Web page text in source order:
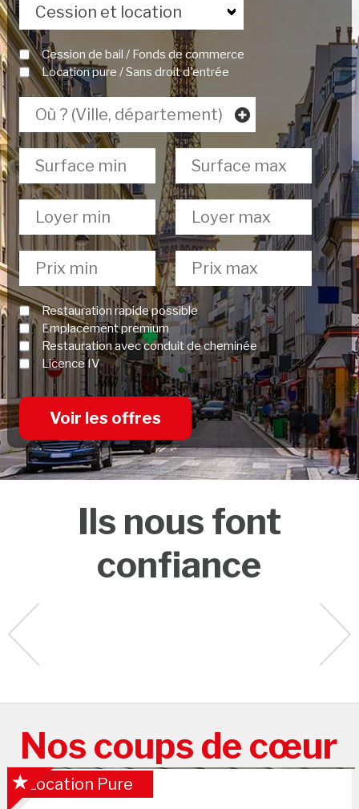
Cession de bail / Fonds de commerce
Location pure / Sans droit d'entrée
Restauration rapide possible
Emplacement premium
Restauration avec conduit de cheminée
Licence IV
Voir les offres
Ils nous font
confiance
Nos coups de cœur
RER Villeneuve Saint Georges
Location Pure